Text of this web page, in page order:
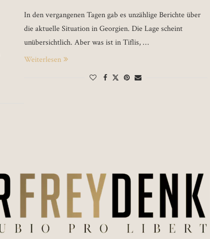
In den vergangenen Tagen gab es unzählige Berichte über
die aktuelle Situation in Georgien. Die Lage scheint
unübersichtlich. Aber was ist in Tiflis, …
Weiterlesen